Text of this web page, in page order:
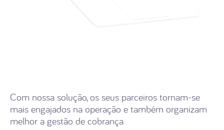
Com nossa solução, os seus parceiros tornam-se
mais engajados na operação e também organizam
melhor a gestão de cobrança